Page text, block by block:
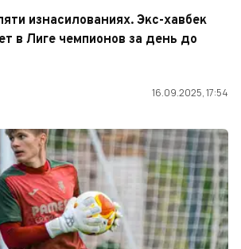
изнасилованиях. Экс-хавбек
в Лиге чемпионов за день до
16.09.2025, 17:54